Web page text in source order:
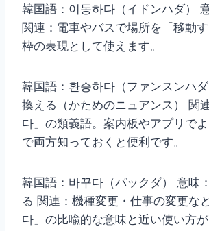
韓国語：이동하다（イドンハダ）
関連：電車やバスで場所を「移動
枠の表現として使えます。
韓国語：환승하다（ファンスンハ
換える（かためのニュアンス） 関
다」の類義語。案内板やアプリで
で両方知っておくと便利です。
韓国語：바꾸다（パックダ） 意味
る 関連：機種変更・仕事の変更な
다」の比喩的な意味と近い使い方が